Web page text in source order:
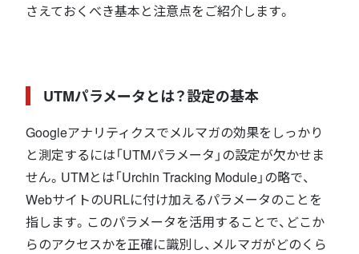
さえておくべき基本と注意点をご紹介します。
UTMパラメータとは？設定の基本
Googleアナリティクスでメルマガの効果をしっかり
と測定するには「UTMパラメータ」の設定が欠かせま
せん。UTMとは「Urchin Tracking Module」の略で、
WebサイトのURLに付け加えるパラメータのことを
指します。このパラメータを活用することで、どこか
らのアクセスかを正確に識別し、メルマガがどのくら